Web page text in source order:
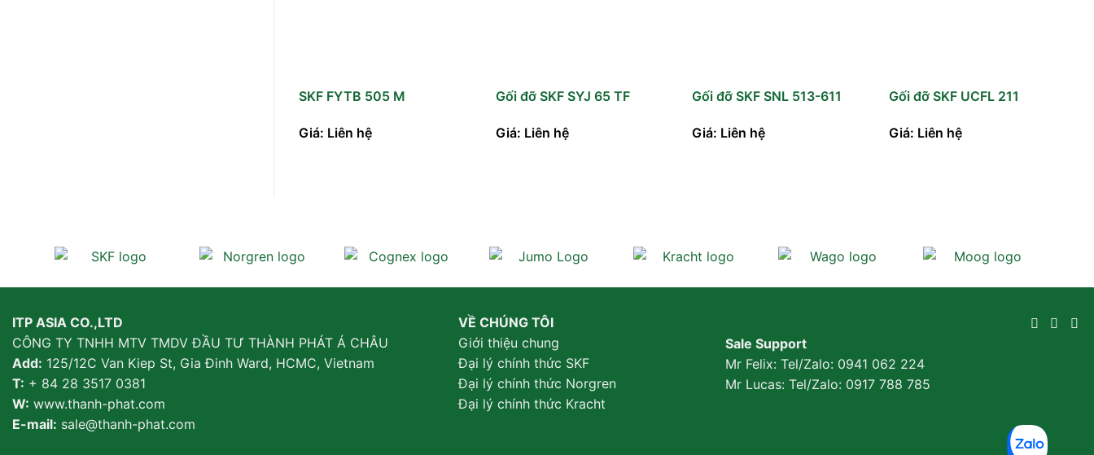
SKF FYTB 505 M
Giá: Liên hệ
Gối đỡ SKF SYJ 65 TF
Giá: Liên hệ
Gối đỡ SKF SNL 513-611
Giá: Liên hệ
Gối đỡ SKF UCFL 211
Giá: Liên hệ
ITP ASIA CO.,LTD
CÔNG TY TNHH MTV TMDV ĐẦU TƯ THÀNH PHÁT Á CHÂU
Add: 125/12C Van Kiep St, Gia Đinh Ward, HCMC, Vietnam
T: + 84 28 3517 0381
W: www.thanh-phat.com
E-mail: sale@thanh-phat.com
VỀ CHÚNG TÔI
Giới thiệu chung
Đại lý chính thức SKF
Đại lý chính thức Norgren
Đại lý chính thức Kracht
Sale Support
Mr Felix: Tel/Zalo: 0941 062 224
Mr Lucas: Tel/Zalo: 0917 788 785